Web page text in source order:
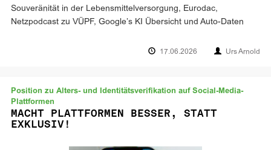
Souveränität in der Lebensmittelversorgung, Eurodac,
Netzpodcast zu VÜPF, Google’s KI Übersicht und Auto-Daten
17.06.2026 Urs Arnold
Position zu Alters- und Identitätsverifikation auf Social-Media-
Plattformen
MACHT PLATTFORMEN BESSER, STATT
EXKLUSIV!